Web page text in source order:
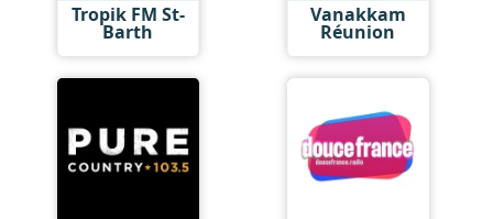
Tropik FM St-
Barth
Vanakkam
Réunion